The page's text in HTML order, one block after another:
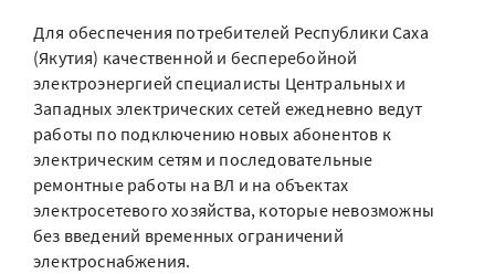
Для обеспечения потребителей Республики Саха
(Якутия) качественной и бесперебойной
электроэнергией специалисты Центральных и
Западных электрических сетей ежедневно ведут
работы по подключению новых абонентов к
электрическим сетям и последовательные
ремонтные работы на ВЛ и на объектах
электросетевого хозяйства, которые невозможны
без введений временных ограничений
электроснабжения.